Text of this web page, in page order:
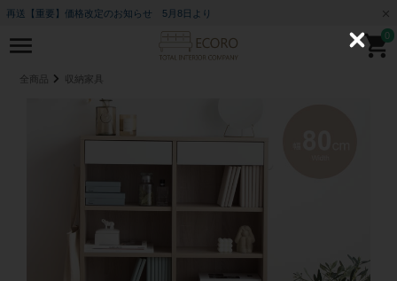
再送【重要】価格改定のお知らせ 5月8日より
0
全商品 収納家具
C